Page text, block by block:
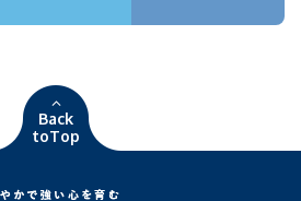
Back
toTop